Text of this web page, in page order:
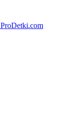
ProDetki.com